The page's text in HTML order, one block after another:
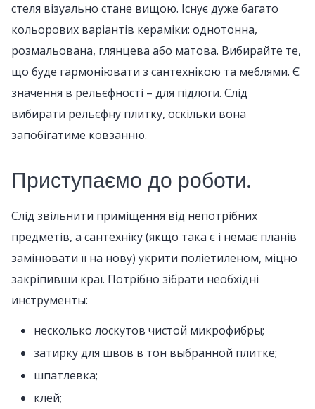
стеля візуально стане вищою. Існує дуже багато
кольорових варіантів кераміки: однотонна,
розмальована, глянцева або матова. Вибирайте те,
що буде гармоніювати з сантехнікою та меблями. Є
значення в рельєфності – для підлоги. Слід
вибирати рельєфну плитку, оскільки вона
запобігатиме ковзанню.
Приступаємо до роботи.
Слід звільнити приміщення від непотрібних
предметів, а сантехніку (якщо така є і немає планів
замінювати її на нову) укрити поліетиленом, міцно
закріпивши краї. Потрібно зібрати необхідні
инструменты:
несколько лоскутов чистой микрофибры;
затирку для швов в тон выбранной плитке;
шпатлевка;
клей;